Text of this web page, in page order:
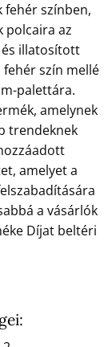
fehér színben,
polcaira az
és illatosított
fehér szín mellé
palettára.
amelynek
trendeknek
amelyet a
a vásárlók
Díjat beltéri